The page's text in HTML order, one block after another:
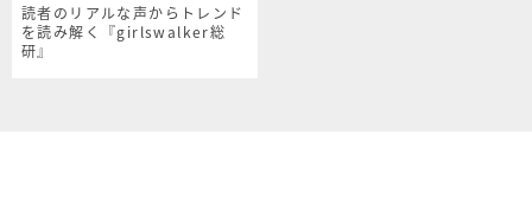
読者のリアルな声からトレンド
を読み解く『girlswalker総
研』